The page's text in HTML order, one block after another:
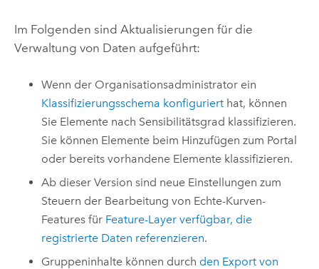
Im Folgenden sind Aktualisierungen für die
Verwaltung von Daten aufgeführt:
Wenn der Organisationsadministrator ein
Klassifizierungsschema konfiguriert hat, können
Sie Elemente nach Sensibilitätsgrad klassifizieren.
Sie können Elemente beim Hinzufügen zum Portal
oder bereits vorhandene Elemente klassifizieren.
Ab dieser Version sind neue Einstellungen zum
Steuern der Bearbeitung von Echte-Kurven-
Features für Feature-Layer verfügbar, die
registrierte Daten referenzieren.
Gruppeninhalte können durch den Export von